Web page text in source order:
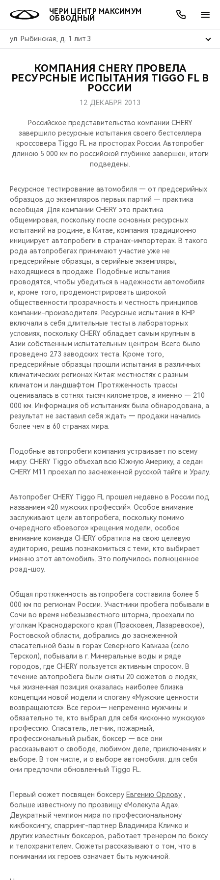
ЧЕРИ ЦЕНТР МАКСИМУМ
ОБВОДНЫЙ
ул. Рыбинская, д. 1 лит.3
МОДЕЛИ
СЕДАНЫ
НОВИНКИ
ПОКУПАТЕЛЯМ
КРЕДИТ И СТРАХОВАНИЕ
ВЛАДЕЛЬЦАМ
ЗАПЧАСТИ И АКСЕССУАРЫ
ПОДДЕРЖКА
МИР CHERY
О БРЕНДЕ
CHERY В СОЦСЕТЯХ
БЛАГОТВОРИТЕЛЬНОСТЬ
CHERY REMOTE
CHERY CONNECT
CHERY И СПОРТ
НАШИ МЕРОПРИЯТИЯ
ВИДЕООБЗОРЫ
CHERY ДЛЯ ДЕТЕЙ
АКЦИИ
ОНЛАЙН СЕРВИСЫ
КРЕДИТ
О КОМПАНИИ
МЫ В СОЦСЕТЯХ
КОМПАНИЯ CHERY ПРОВЕЛА
РЕСУРСНЫЕ ИСПЫТАНИЯ TIGGO FL В
РОССИИ
12 ДЕКАБРЯ 2013
Российское представительство компании CHERY
завершило ресурсные испытания своего бестселлера
кроссовера Tiggo FL на просторах России. Автопробег
длиною 5 000 км по российской глубинке завершен, итоги
подведены.
Ресурсное тестирование автомобиля — от предсерийных
образцов до экземпляров первых партий — практика
всеобщая. Для компании CHERY это практика
общемировая, поскольку после основных ресурсных
испытаний на родине, в Китае, компания традиционно
инициирует автопробеги в странах-импортерах. В такого
рода автопробегах принимают участие уже не
предсерийные образцы, а серийные экземпляры,
находящиеся в продаже. Подобные испытания
проводятся, чтобы убедиться в надежности автомобиля
и, кроме того, продемонстрировать широкой
общественности прозрачность и честность принципов
компании-производителя. Ресурсные испытания в КНР
включали в себя длительные тесты в лабораторных
условиях, поскольку CHERY обладает самым крупным в
Азии собственным испытательным центром. Всего было
проведено 273 заводских теста. Кроме того,
предсерийные образцы прошли испытания в различных
климатических регионах Китая: местностях с разным
климатом и ландшафтом. Протяженность трассы
оценивалась в сотнях тысяч километров, а именно — 210
000 км. Информация об испытаниях была обнародована, а
результат не заставил себя ждать — продажи начались
более чем в 60 странах мира.
Подобные автопробеги компания устраивает по всему
миру: CHERY Tiggo объехал всю Южную Америку, а седан
CHERY M11 проехал по заснеженной русской тайге и Уралу.
Автопробег CHERY Tiggo FL прошел недавно в России под
названием «20 мужских профессий». Особое внимание
заслуживают цели автопробега, поскольку помимо
очередного «боевого» крещения модели, особое
внимание команда CHERY обратила на свою целевую
аудиторию, решив познакомиться с теми, кто выбирает
именно этот автомобиль. Это получилось полноценное
роад-шоу.
Общая протяженность автопробега составила более 5
000 км по регионам России. Участники пробега побывали в
Сочи во время небезызвестного шторма, проехали по
уголкам Краснодарского края (Прасковея, Лазаревское),
Ростовской области, добрались до заснеженной
спасательной базы в горах Северного Кавказа (село
Терскол), побывали в г. Минеральные воды и ряде
городов, где CHERY пользуется активным спросом. В
течение автопробега были сняты 20 сюжетов о людях,
чья жизненная позиция оказалась наиболее близка
концепции новой модели и слогану «Мужские ценности
возвращаются». Все герои— непременно мужчины и
обязательно те, кто выбрал для себя «исконно мужскую»
профессию. Спасатель, летчик, пожарный,
профессиональный рыбак, боксер — все они
рассказывают о свободе, любимом деле, приключениях и
выборе. В том числе, и о выборе автомобиля: для себя
они предпочли обновленный Tiggo FL.
Первый сюжет посвящен боксеру Евгению Орлову
больше известному по прозвищу «Молекула Ада».
Двукратный чемпион мира по профессиональному
кикбоксингу, спарринг-партнер Владимира Кличко и
других известных боксеров, работает тренером по боксу
и телохранителем. Сюжеты рассказывают о том, что в
понимании их героев означает быть мужчиной.